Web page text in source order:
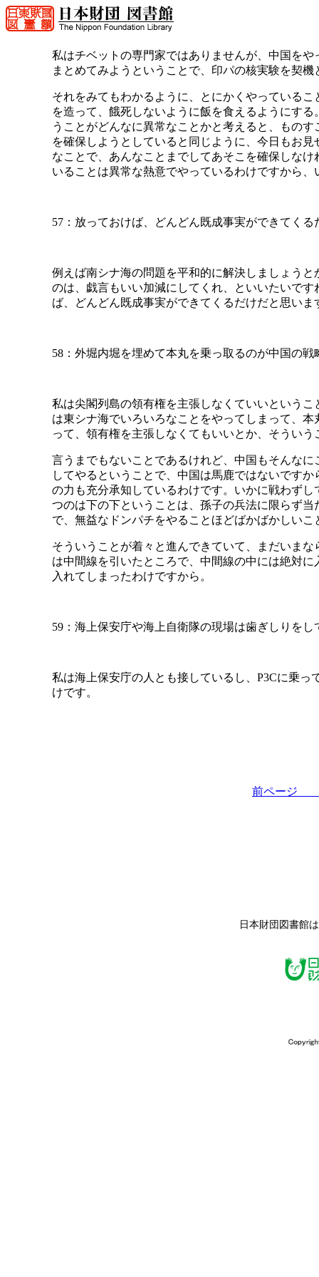
私はチベットの専門家ではありませんが、中国を
まとめてみようということで、印パの核実験を契
それをみてもわかるように、とにかくやっている
を造って、餓死しないように飯を食えるようにす
うことがどんなに異常なことかと考えると、もの
を確保しようとしていると同じように、今日もお
なことで、あんなことまでしてあそこを確保しな
いることは異常な熱意でやっているわけですから
57：放っておけば、どんどん既成事実ができてくる
例えば南シナ海の問題を平和的に解決しましょう
のは、戯言もいい加減にしてくれ、といいたいで
ば、どんどん既成事実ができてくるだけだと思いま
58：外堀内堀を埋めて本丸を乗っ取るのが中国の戦
私は尖閣列島の領有権を主張しなくていいという
は東シナ海でいろいろなことをやってしまって、
って、領有権を主張しなくてもいいとか、そうい
言うまでもないことであるけれど、中国もそんな
してやるということで、中国は馬鹿ではないです
の力も充分承知しているわけです。いかに戦わず
つのは下の下ということは、孫子の兵法に限らず
で、無益なドンパチをやることほどばかばかしい
そういうことが着々と進んできていて、まだいま
は中間線を引いたところで、中間線の中には絶対
入れてしまったわけですから。
59：海上保安庁や海上自衛隊の現場は歯ぎしりをし
私は海上保安庁の人とも接しているし、P3Cに乗
けです。
前ペー
日本財団図書館